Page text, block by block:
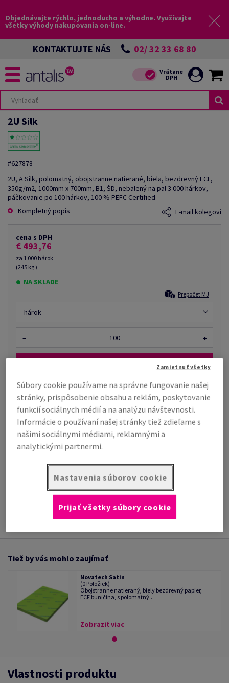
Objednávajte rýchlo, jednoducho a výhodne. Využívajte
všetky výhody nakupovania on-line.
KONTAKTUJTE NÁS 02/ 32 33 68 80
2U Silk
#627878
2U, A Silk, polomatný, obojstranne natierané, biela, bezdrevný ECF,
350g/m2, 1000mm x 700mm, B1, ŠD, nebalený na pal 3 000 hárkov,
páčkovanie po 100 hárkov, 100 % PEFC Certified
Kompletný popis
E-mail kolegovi
cena s DPH
€ 493,76
za 1 000 hárok
(245 kg )
NA SKLADE
Prepočet MJ
hárok
− +
Tiež by vás mohlo zaujímať
Zmršťovacia fólia, rola, 25 µm, 400 mm x 800.00
m, priemer dutinky: 76 m...
Cena podľa množstva už od €
/ 1 Kotúč/Rolka
INFORMÁCIE O TECHNICKÁ
DOKUMENTÁCIA
Tiež by vás mohlo zaujímať
Novatech Satin
(0 Položiek)
Obojstranne natieraný, biely bezdrevný papier,
ECF buničina, s polomatný...
Zobraziť viac
Vlastnosti produktu
Súbory cookie používame na správne fungovanie našej
stránky, prispôsobenie obsahu a reklám, poskytovanie
funkcií sociálnych médií a na analýzu návštevnosti.
Informácie o používaní našej stránky tiež zdieľame s
našimi sociálnymi médiami, reklamnými a
analytickými partnermi.
Nastavenia súborov cookie
Zamietnuť všetky
Prijať všetky súbory cookie